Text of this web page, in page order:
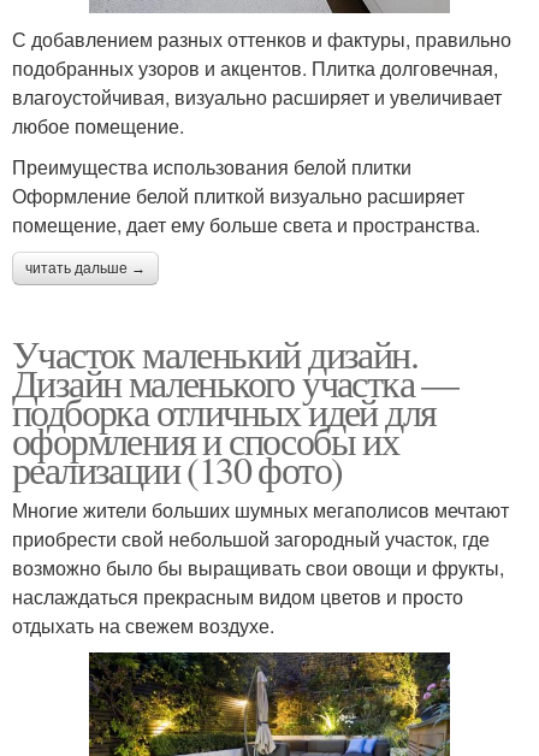
С добавлением разных оттенков и фактуры, правильно
подобранных узоров и акцентов. Плитка долговечная,
влагоустойчивая, визуально расширяет и увеличивает
любое помещение.
Преимущества использования белой плитки
Оформление белой плиткой визуально расширяет
помещение, дает ему больше света и пространства.
читать дальше →
Участок маленький дизайн.
Дизайн маленького участка —
подборка отличных идей для
оформления и способы их
реализации (130 фото)
Многие жители больших шумных мегаполисов мечтают
приобрести свой небольшой загородный участок, где
возможно было бы выращивать свои овощи и фрукты,
наслаждаться прекрасным видом цветов и просто
отдыхать на свежем воздухе.